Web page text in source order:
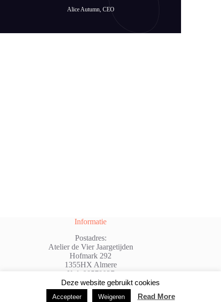
Alice Autumn, CEO
Informatie
Postadres:
Atelier de Vier Jaargetijden
Hofmark 292
1355HX Almere
Kvk:98579037
@: info@atelierdevierjaargetijden.nl
Copyright © 2026 - WordPress thema doorCreative
Deze website gebruikt cookies
Accepteer Weigeren Read More